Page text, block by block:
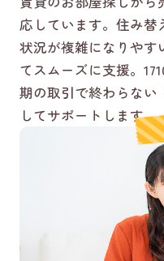
応しています。住み替
状況が複雑になりやす
てスムーズに支援。
期の取引で終わらない
してサポートします。